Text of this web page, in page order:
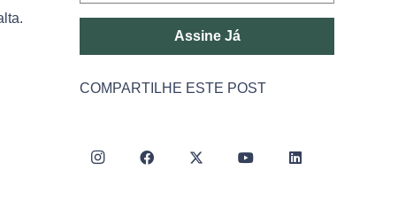
Assine Já
COMPARTILHE ESTE POST